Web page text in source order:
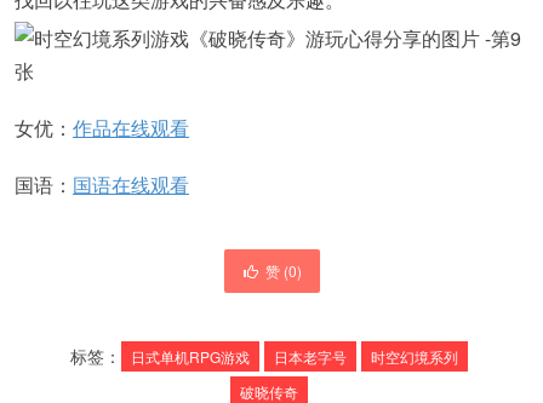
女优： 作品在线观看
国语： 国语在线观看
赞 (0)
标签： 日式单机RPG游戏 日本老字号
时空幻境系列
破晓传奇